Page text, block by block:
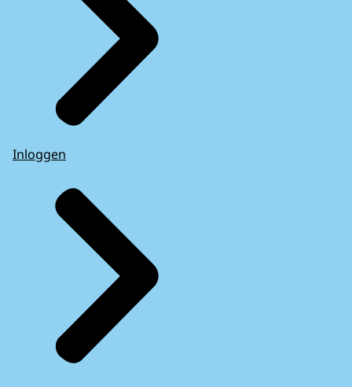
Inloggen